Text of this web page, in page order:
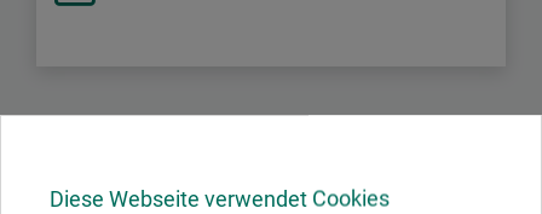
Diese Webseite verwendet Cookies
Produktbewertungen (0)